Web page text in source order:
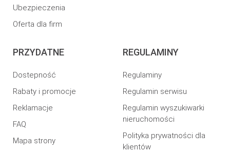
Ubezpieczenia
Oferta dla firm
PRZYDATNE
Dostepność
Rabaty i promocje
Reklamacje
FAQ
Mapa strony
REGULAMINY
Regulaminy
Regulamin serwisu
Regulamin wyszukiwarki
nieruchomości
Polityka prywatności dla
klientów